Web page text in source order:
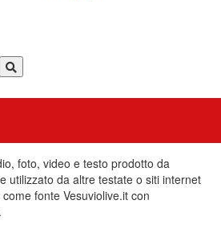
foto, video e testo prodotto da
utilizzato da altre testate o siti internet
fonte Vesuviolive.it con